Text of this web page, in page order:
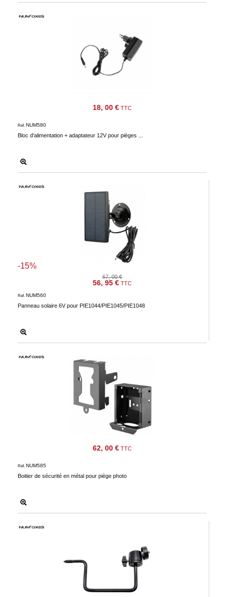
18, 00 € TTC
Bloc d'alimentation + adaptateur 12V pour pièges ...
Réf. NUM580
67, 00 €
56, 95 € TTC
-15%
Panneau solaire 6V pour PIE1044/PIE1045/PIE1048
Réf. NUM560
62, 00 € TTC
Boitier de sécurité en métal pour piège photo
Réf. NUM585